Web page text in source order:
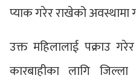
प्याक गरेर राखेको अवस्थामा
उक्त महिलालाई पक्राउ
कारबाहीका लागि जिल्ला